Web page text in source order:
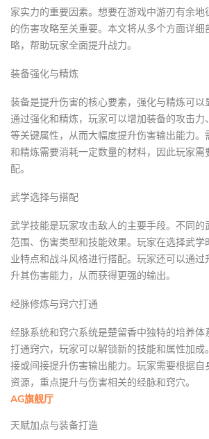
家实力的重要因素。想要在游戏中游刃有余
的伤害攻略至关重要。本文将从多个方面详细
略，帮助玩家全面提升战力。
装备强化与精炼
装备是提升伤害的核心要素，强化与精炼可以
通过强化和精炼，玩家可以增加装备的攻击力
等关键属性，从而大幅度提升伤害输出能力。
和精炼需要消耗一定数量的材料，因此玩家需
配。
武学选择与搭配
武学技能是玩家攻击敌人的主要手段。不同的
范围、伤害类型和技能效果。玩家在选择武学
业特点和战斗风格进行搭配。玩家还可以通过
升其伤害能力，从而获得更强的输出。
经脉修炼与窍穴打通
经脉系统和窍穴系统是楚留香中独特的培养体
打通窍穴，玩家可以解锁新的技能和属性加成
接或间接提升伤害输出能力。玩家需要根据自
资源，重点提升与伤害相关的经脉和窍穴。
AG旗舰厅
天赋加点与装备打造